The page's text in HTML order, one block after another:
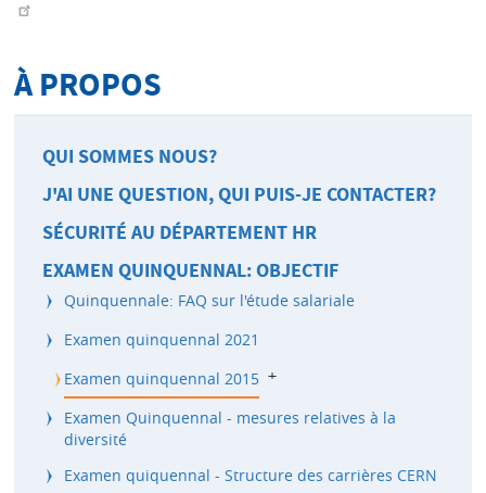
À PROPOS
QUI SOMMES NOUS?
J'AI UNE QUESTION, QUI PUIS-JE CONTACTER?
SÉCURITÉ AU DÉPARTEMENT HR
EXAMEN QUINQUENNAL: OBJECTIF
Quinquennale: FAQ sur l'étude salariale
Examen quinquennal 2021
Examen quinquennal 2015 b
Examen Quinquennal - mesures relatives à la
diversité
Examen quiquennal - Structure des carrières CERN